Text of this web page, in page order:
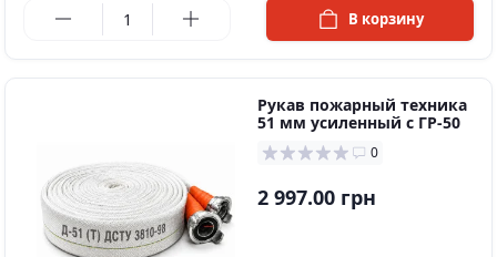
В корзину
Рукав пожарный техника
51 мм усиленный с ГР-50
0
2 997.00 грн